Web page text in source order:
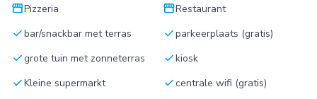
storefrontPizzeria storefrontRestaurant
checkbar/snackbar met terras checkparkeerplaats (gratis)
checkgrote tuin met zonneterras checkkiosk
checkKleine supermarkt checkcentrale wifi (gratis)